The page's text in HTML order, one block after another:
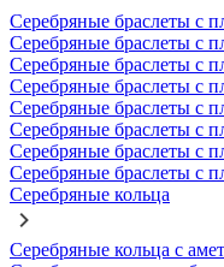
Серебряные браслеты с
Серебряные браслеты с
Серебряные браслеты с
Серебряные браслеты с
Серебряные браслеты с
Серебряные браслеты с
Серебряные браслеты с
Серебряные браслеты с
Серебряные кольца
Серебряные кольца с